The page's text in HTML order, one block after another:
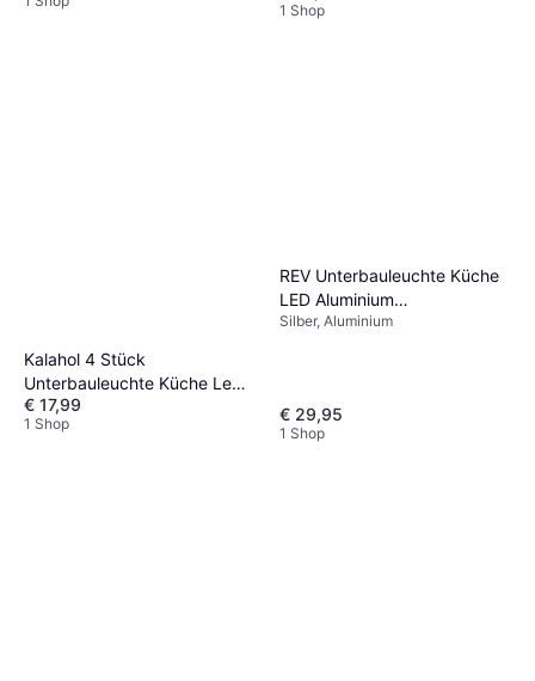
Garderobenbeleuchtung 1 Shop
Kalahol 4 Stück
Unterbauleuchte Küche Led
Bewegungssensor
Garderobenbeleuchtung
€ 17,99
1 Shop
REV Unterbauleuchte Küche
LED Aluminium
Schrankbeleuchtung 90cm
Silber, Aluminium
€ 29,95
1 Shop